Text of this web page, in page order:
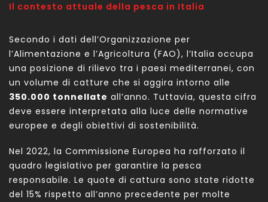
Il contesto attuale della pesca in Italia
Secondo i dati dell’Organizzazione per
l’Alimentazione e l’Agricoltura (FAO), l’Italia occupa
una posizione di rilievo tra i paesi mediterranei, con
un volume di catture che si aggira intorno alle
350.000 tonnellate all’anno. Tuttavia, questa cifra
deve essere interpretata alla luce delle normative
europee e degli obiettivi di sostenibilità.
Nel 2022, la Commissione Europea ha rafforzato il
quadro legislativo per garantire la pesca
responsabile. Le quote di cattura sono state ridotte
del 15% rispetto all’anno precedente per molte